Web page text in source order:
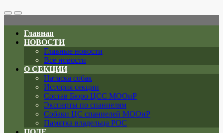
Search
Toggle
Меню
Главная
НОВОСТИ
Главные новости
Все новости
О СЕКЦИИ
Натаска собак
История секции
Состав Бюро ЦСС МООиР
Эксперты по спаниелям
Собаки ЦС спаниелей МООиР
Памятка владельца РОС